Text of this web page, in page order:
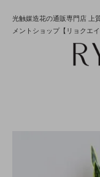
光触媒造花の通販専門店 上
メントショップ【リョクエイ